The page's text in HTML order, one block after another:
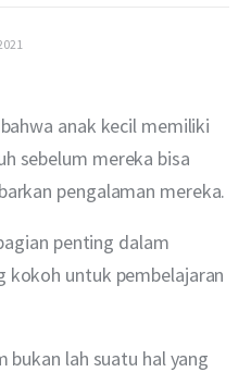
anak kecil memiliki
sebelum mereka bisa
pengalaman mereka.
penting dalam
kokoh untuk pembelajaran
bukan lah suatu hal yang